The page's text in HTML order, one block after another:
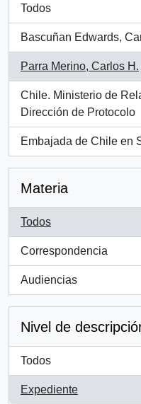
Todos
Bascuñan Edwards,
, 1 resultados
Parra Merino, Carlos H.
, 1 resultados
Chile. Ministerio de
Dirección de Protocolo
, 1 resultados
Embajada de Chile en
, 1 resultados
Materia
Todos
Correspondencia
, 1 resultados
Audiencias
, 1 resultados
Nivel de
Todos
Expediente
, 1 resultados